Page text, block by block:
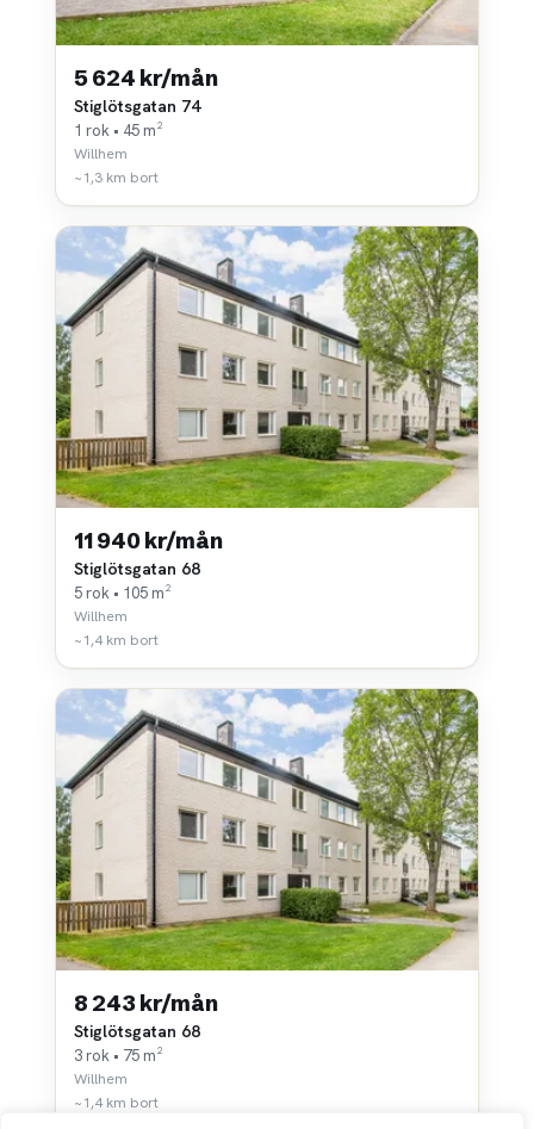
5 624 kr/mån
Stiglötsgatan 74
1 rok • 45 m²
Willhem
~1,3 km bort
11 940 kr/mån
Stiglötsgatan 68
5 rok • 105 m²
Willhem
~1,4 km bort
8 243 kr/mån
Stiglötsgatan 68
3 rok • 75 m²
Willhem
~1,4 km bort